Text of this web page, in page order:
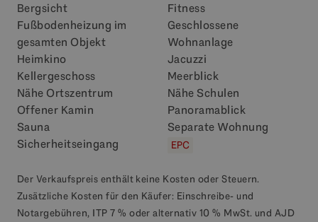
Bergsicht
Fitness
Fußbodenheizung im
gesamten Objekt
Geschlossene
Wohnanlage
Heimkino
Jacuzzi
Kellergeschoss
Meerblick
Nähe Ortszentrum
Nähe Schulen
Offener Kamin
Panoramablick
Sauna
Separate Wohnung
Sicherheitseingang
EPC
Der Verkaufspreis enthält keine Kosten oder Steuern.
Zusätzliche Kosten für den Käufer: Einschreibe- und
Notargebühren, ITP 7 % oder alternativ 10 % MwSt. und AJD